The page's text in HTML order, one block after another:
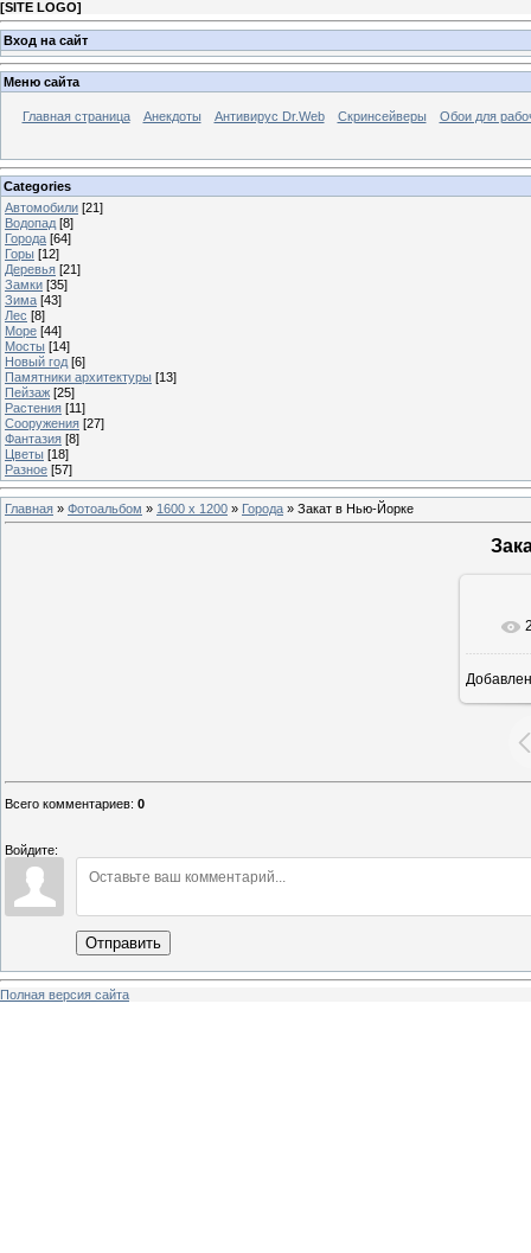
[SITE LOGO]
Вход на сайт
Меню сайта
Главная страница Анекдоты Антивирус Dr.Web Скринсейверы Обои для
Categories
Автомобили [21]
Водопад [8]
Города [64]
Горы [12]
Деревья [21]
Замки [35]
Зима [43]
Лес [8]
Море [44]
Мосты [14]
Новый год [6]
Памятники архитектуры [13]
Пейзаж [25]
Растения [11]
Сооружения [27]
Фантазия [8]
Цветы [18]
Разное [57]
Главная » Фотоальбом » 1600 x 1200 » Города » Закат в Нью-Йорке
Всего комментариев: 0
Войдите:
Отправить
Полная версия сайта